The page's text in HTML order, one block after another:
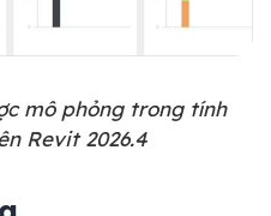
mô phỏng trong tính
Revit 2026.4